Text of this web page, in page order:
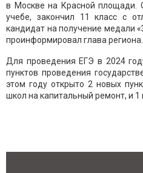
в Москве на Красной площади.
учебе, закончил 11 класс с
кандидат на получение медали
проинформировал глава региона.
Для проведения ЕГЭ в 2024
пунктов проведения
этом году открыто 2 новых
школ на капитальный ремонт, и 1